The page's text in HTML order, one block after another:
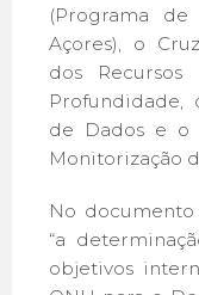
(Programa de
Açores), o
dos
Profundidade,
de Dados e o
Monitorização
No
“a
objetivos